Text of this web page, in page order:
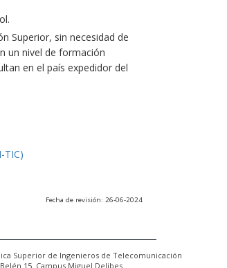
Superior, sin necesidad de
un nivel de formación
en el país expedidor del
TIC)
Fecha de revisión: 26-06-2024
Superior de Ingenieros de Telecomunicación
15. Campus Miguel Delibes